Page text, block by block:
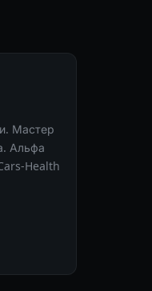
Мастер
Альфа
Health